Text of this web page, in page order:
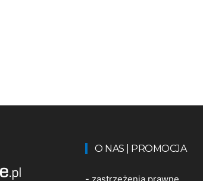
O NAS | PROMOCJA
- zastrzeżenia prawne